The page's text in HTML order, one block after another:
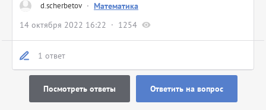
d.scherbetov · Математика
14 октября 2022 16:22
1254
1 ответ
Посмотреть ответы Ответить на вопрос